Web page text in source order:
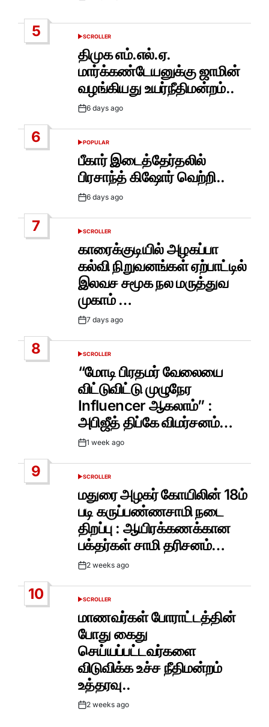
5
POSTED
SCROLLER
திமுக எம்.எல்.ஏ.
மார்க்கண்டேயனுக்கு ஜாமின்
வழங்கியது உயர்நீதிமன்றம்..
Post6 days ago
6
POSTED
IN
POPULAR
பீகார் இடைத்தேர்தலில்
பிரசாந்த் கிஷோர் வெற்றி..
Post6 days ago
7
POSTED
SCROLLER
காரைக்குடியில் அழகப்பா
கல்வி நிறுவனங்கள் ஏற்பாட்டில்
இலவச சமூக நல மருத்துவ
முகாம் …
Post7 days ago
8
POSTED
IN
SCROLLER
“மோடி பிரதமர் வேலையை
விட்டுவிட்டு முழுநேர
Influencer ஆகலாம்” :
அபிஜீத் திப்கே விமர்சனம்…
Post1 week ago
9
POSTED
SCROLLER
மதுரை அழகர் கோயிலின் 18ம்
படி கருப்பண்ணசாமி நடை
திறப்பு : ஆயிரக்கணக்கான
பக்தர்கள் சாமி தரிசனம்…
Post2 weeks ago
10
POSTED
SCROLLER
மாணவர்கள் போராட்டத்தின்
போது கைது
செய்யப்பட்டவர்களை
விடுவிக்க உச்ச நீதிமன்றம்
உத்தரவு..
Post2 weeks ago